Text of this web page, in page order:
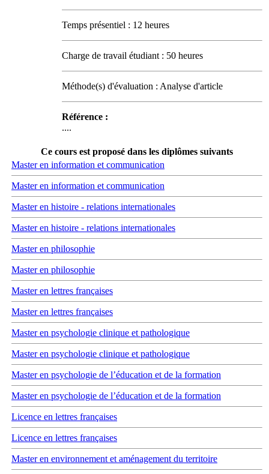
Temps présentiel : 12 heures
Charge de travail étudiant : 50 heures
Méthode(s) d'évaluation : Analyse d'article
Référence :
....
Ce cours est proposé dans les diplômes suivants
Master en information et communication
Master en information et communication
Master en histoire - relations internationales
Master en histoire - relations internationales
Master en philosophie
Master en philosophie
Master en lettres françaises
Master en lettres françaises
Master en psychologie clinique et pathologique
Master en psychologie clinique et pathologique
Master en psychologie de l’éducation et de la formation
Master en psychologie de l’éducation et de la formation
Licence en lettres françaises
Licence en lettres françaises
Master en environnement et aménagement du territoire